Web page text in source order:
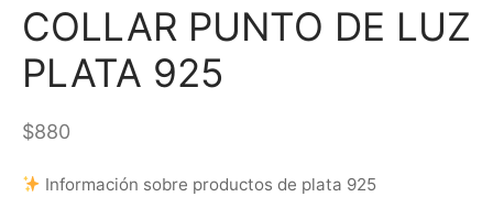
COLLAR PUNTO DE LUZ
PLATA 925
$880
Información sobre productos de plata 925